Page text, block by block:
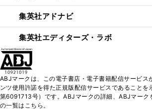
集英社アドナビ
集英社エディターズ・ラボ
ABJマークは、この電子書店・電子書籍配信サービス
ンツ使用許諾を得た正規版配信サービスであることを
第6091713号）です。ABJマークの詳細、ABJマーク
の一覧はこちら。